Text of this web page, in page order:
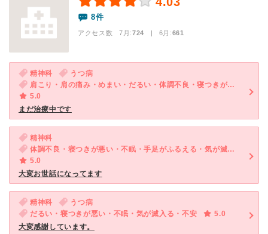
8件
アクセス数 7月:724 | 6月:661
精神科
うつ病
肩こり・肩の痛み・めまい・だるい・体調不良・寝つきが悪い・不眠・気が滅入る・不安・幻想・妄想
5.0
まだ治療中です
精神科
体調不良・寝つきが悪い・不眠・手足がふるえる・気が滅入る・不安・物忘れがひどい
5.0
大変お世話になってます
精神科
うつ病
だるい・寝つきが悪い・不眠・気が滅入る・不安
5.0
大変感謝しています。